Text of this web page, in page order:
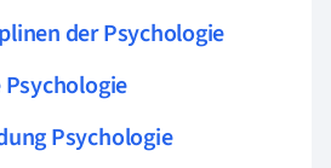
der Psychologie
Psychologie